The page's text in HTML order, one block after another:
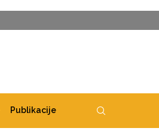
Publikacije